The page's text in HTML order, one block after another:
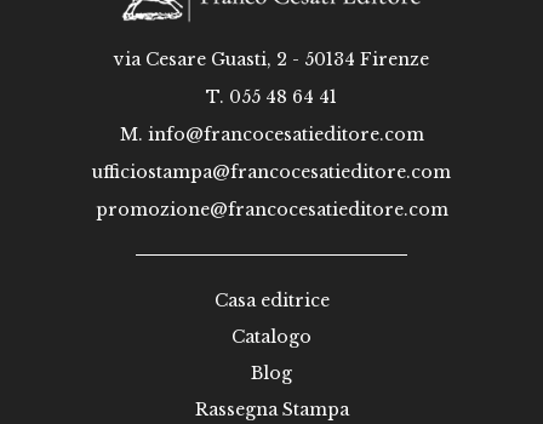
via Cesare Guasti, 2 - 50134 Firenze
T. 055 48 64 41
M. info@francocesatieditore.com
ufficiostampa@francocesatieditore.com
promozione@francocesatieditore.com
Casa editrice
Catalogo
Blog
Rassegna Stampa